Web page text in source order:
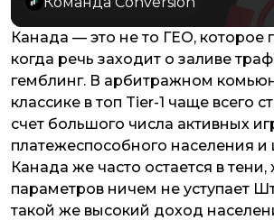
Канада — это не то ГЕО, которое
когда речь заходит о заливе
гемблинг. В арбитражном
классике в топ Tier-1 чаще всего
счет большого числа активных
платежеспособного населения и
Канада же часто остается в тени,
параметров ничем не уступает
такой же высокий доход